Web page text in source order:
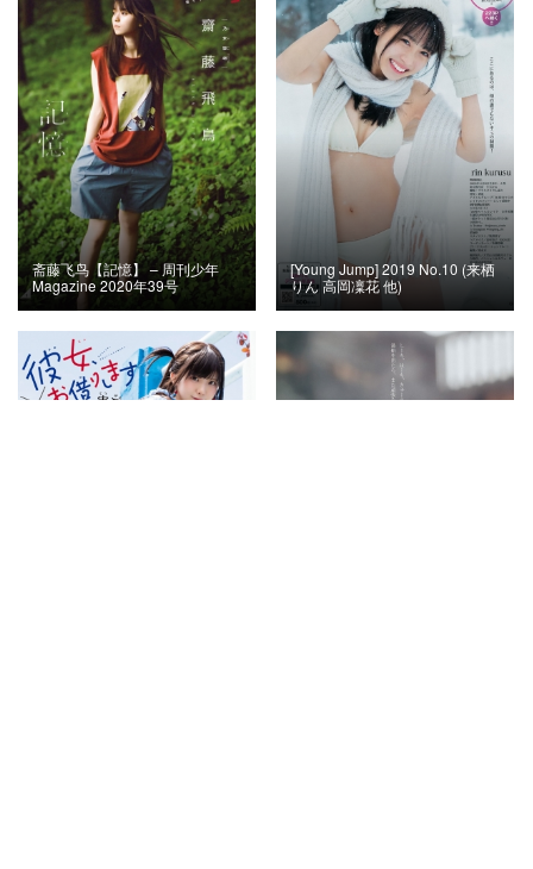
斋藤飞鸟【記憶】 – 周刊少年
Magazine 2020年39号
[Young Jump] 2019 No.10 (来栖
りん 高岡凜花 他)